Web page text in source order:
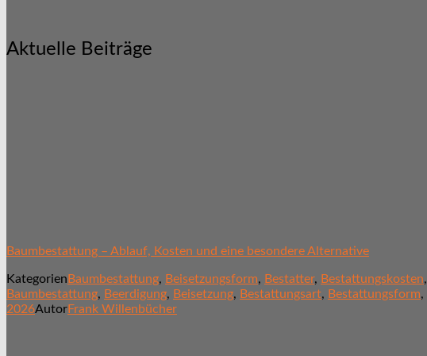
Aktuelle Beiträge
Baumbestattung – Ablauf, Kosten und eine besondere Alternative
KategorienBaumbestattung, Beisetzungsform, Bestatter, Bestattungskosten,
Baumbestattung, Beerdigung, Beisetzung, Bestattungsart, Bestattungsform,
2026AutorFrank Willenbücher